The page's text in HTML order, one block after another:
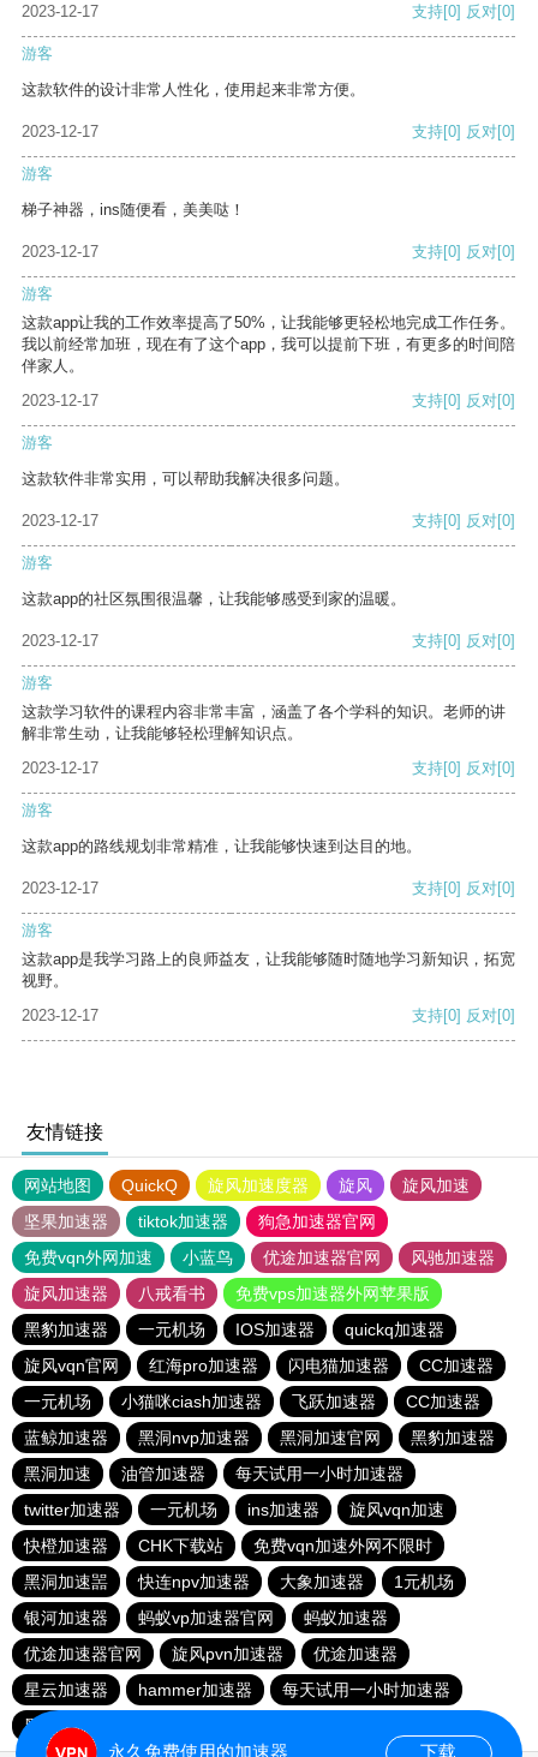
2023-12-17 支持[0] 反对[0]
游客
这款软件的设计非常人性化，使用起来非常方便。
2023-12-17 支持[0] 反对[0]
游客
梯子神器，ins随便看，美美哒！
2023-12-17 支持[0] 反对[0]
游客
这款app让我的工作效率提高了50%，让我能够更轻松地完成工作任务。
我以前经常加班，现在有了这个app，我可以提前下班，有更多的时间陪
伴家人。
2023-12-17
支持[0] 反对[0]
游客
这款软件非常实用，可以帮助我解决很多问题。
2023-12-17 支持[0] 反对[0]
游客
这款app的社区氛围很温馨，让我能够感受到家的温暖。
2023-12-17 支持[0] 反对[0]
游客
这款学习软件的课程内容非常丰富，涵盖了各个学科的知识。老师的讲
解非常生动，让我能够轻松理解知识点。
2023-12-17
支持[0] 反对[0]
游客
这款app的路线规划非常精准，让我能够快速到达目的地。
2023-12-17 支持[0] 反对[0]
游客
这款app是我学习路上的良师益友，让我能够随时随地学习新知识，拓宽
视野。
2023-12-17
支持[0] 反对[0]
友情链接
网站地图 QuickQ 旋风加速度器 旋风
旋风加速
坚果加速器
tiktok加速器
狗急加速器官网
免费vqn外网加速
小蓝鸟 优途加速器官网
风驰加速器
旋风加速器
八戒看书
免费vps加速器外网苹果版
黑豹加速器
一元机场 IOS加速器
quickq加速器
旋风vqn官网
红海pro加速器 闪电猫加速器
CC加速器
一元机场
小猫咪ciash加速器 飞跃加速器
CC加速器
蓝鲸加速器
黑洞nvp加速器 黑洞加速官网
黑豹加速器
黑洞加速
油管加速器
每天试用一小时加速器
twitter加速器
一元机场 ins加速器
旋风vqn加速
快橙加速器
CHK下载站
免费vqn加速外网不限时
黑洞加速噐
快连npv加速器 大象加速器
1元机场
银河加速器
蚂蚁vp加速器官网
蚂蚁加速器
优途加速器官网
旋风pvn加速器
优途加速器
星云加速器
hammer加速器
每天试用一小时加速器
黑洞加速
永久免费使用的加速器 下载